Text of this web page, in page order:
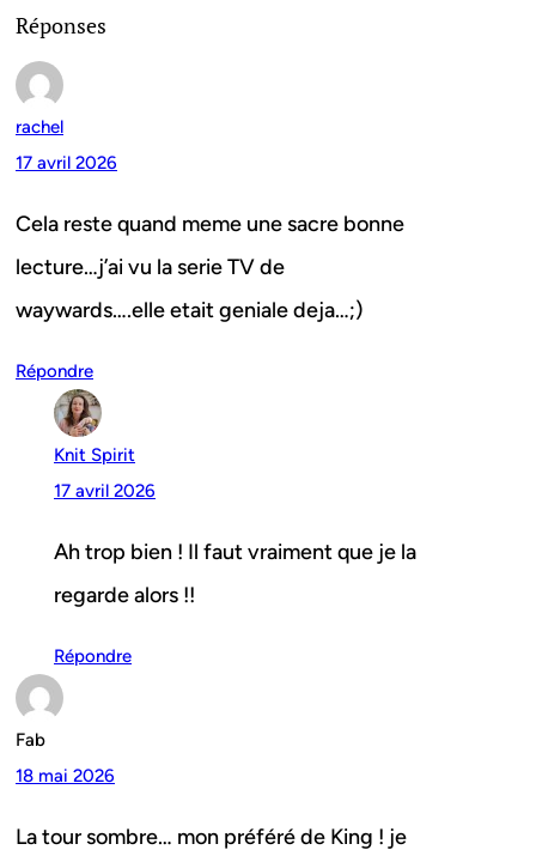
Réponses
rachel
17 avril 2026
Cela reste quand meme une sacre bonne
lecture…j’ai vu la serie TV de
waywards….elle etait geniale deja…;)
Répondre
Knit Spirit
17 avril 2026
Ah trop bien ! Il faut vraiment que je la
regarde alors !!
Répondre
Fab
18 mai 2026
La tour sombre… mon préféré de King ! je